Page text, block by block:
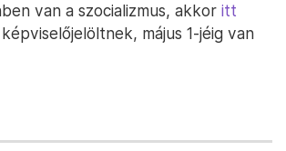
van a szocializmus, akkor itt
május 1-jéig van